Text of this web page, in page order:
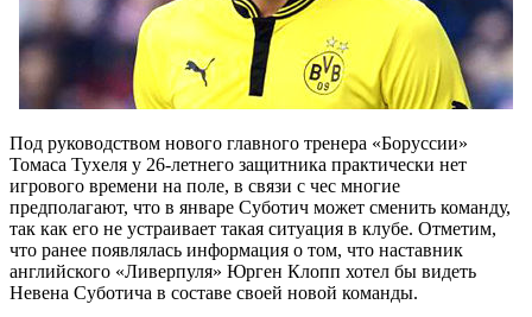
Под руководством нового главного тренера «Боруссии»
Томаса Тухеля у 26-летнего защитника практически нет
игрового времени на поле, в связи с чес многие
предполагают, что в январе Суботич может сменить команду,
так как его не устраивает такая ситуация в клубе. Отметим,
что ранее появлялась информация о том, что наставник
английского «Ливерпуля» Юрген Клопп хотел бы видеть
Невена Суботича в составе своей новой команды.